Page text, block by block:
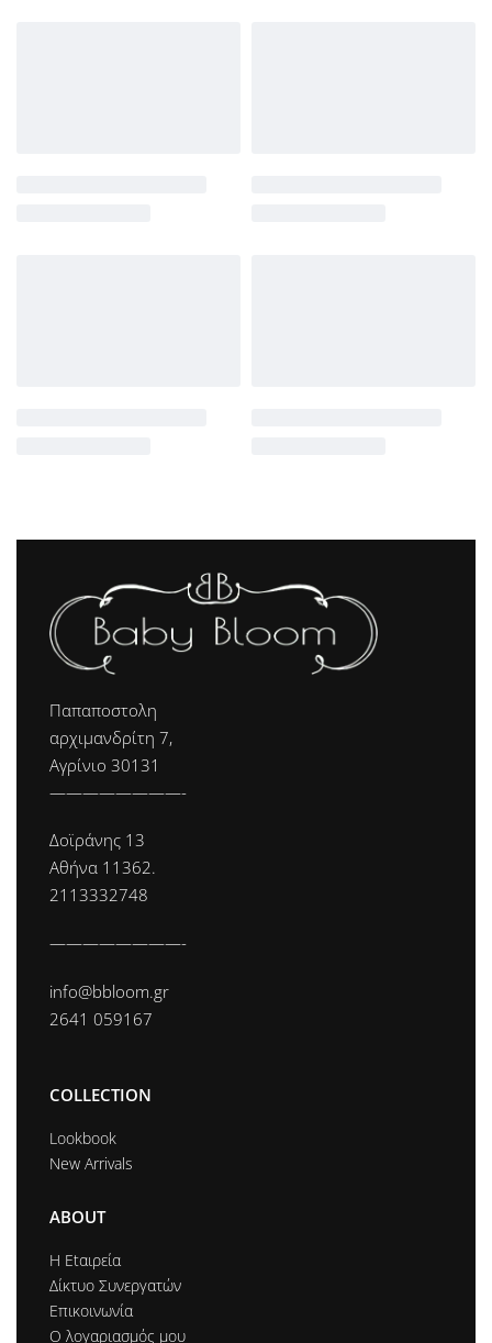
Παπαποστολη
αρχιμανδρίτη 7,
Αγρίνιο 30131
————————-
Δοϊράνης 13
Αθήνα 11362.
2113332748
————————-
info@bbloom.gr
2641 059167
COLLECTION
Lookbook
New Arrivals
ABOUT
Η Εtαιρεία
Δίκτυο Συνεργατών
Επικοινωνία
Ο λογαριασμός μου